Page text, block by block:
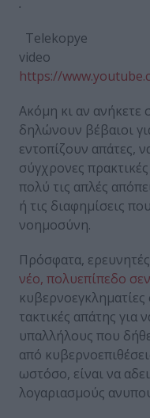
Telekopye
video
https://
Ακόμη κι αν ανήκετε
δηλώνουν βέβαιοι
εντοπίζουν απάτες,
σύγχρονες
πολύ τις απλές
ή τις διαφημίσεις
νοημοσύνη.
Πρόσφατα,
νέο, πολυεπίπεδο
τακτικές απάτης για
υπαλλήλους που
από
ωστόσο, είναι να
λογαριασμούς